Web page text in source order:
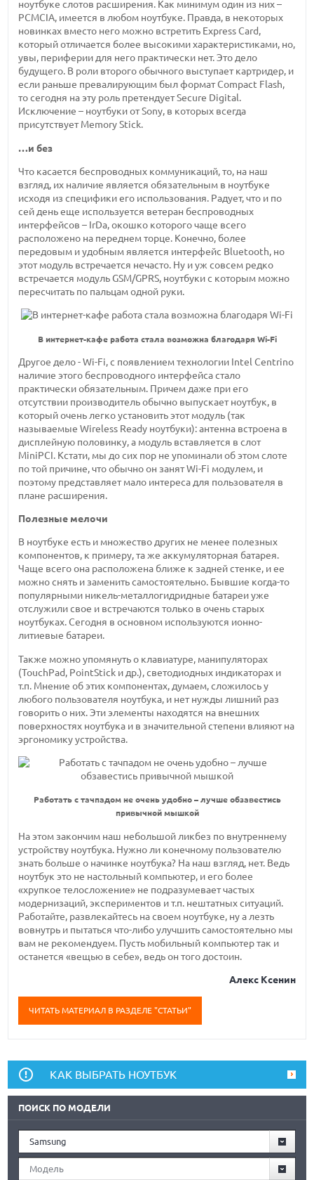
ноутбуке слотов расширения. Как минимум один из них –
PCMCIA, имеется в любом ноутбуке. Правда, в некоторых
новинках вместо него можно встретить Express Card,
который отличается более высокими характеристиками, но,
увы, периферии для него практически нет. Это дело
будущего. В роли второго обычного выступает картридер, и
если раньше превалирующим был формат Compact Flash,
то сегодня на эту роль претендует Secure Digital.
Исключение – ноутбуки от Sony, в которых всегда
присутствует Memory Stick.
…и без
Что касается беспроводных коммуникаций, то, на наш
взгляд, их наличие является обязательным в ноутбуке
исходя из специфики его использования. Радует, что и по
сей день еще используется ветеран беспроводных
интерфейсов – IrDa, окошко которого чаще всего
расположено на переднем торце. Конечно, более
передовым и удобным является интерфейс Bluetooth, но
этот модуль встречается нечасто. Ну и уж совсем редко
встречается модуль GSM/GPRS, ноутбуки с которым можно
пересчитать по пальцам одной руки.
В интернет-кафе работа стала возможна благодаря Wi-Fi
Другое дело - Wi-Fi, с появлением технологии Intel Centrino
наличие этого беспроводного интерфейса стало
практически обязательным. Причем даже при его
отсутствии производитель обычно выпускает ноутбук, в
который очень легко установить этот модуль (так
называемые Wireless Ready ноутбуки): антенна встроена в
дисплейную половинку, а модуль вставляется в слот
MiniPCI. Кстати, мы до сих пор не упоминали об этом слоте
по той причине, что обычно он занят Wi-Fi модулем, и
поэтому представляет мало интереса для пользователя в
плане расширения.
Полезные мелочи
В ноутбуке есть и множество других не менее полезных
компонентов, к примеру, та же аккумуляторная батарея.
Чаще всего она расположена ближе к задней стенке, и ее
можно снять и заменить самостоятельно. Бывшие когда-то
популярными никель-металлогидридные батареи уже
отслужили свое и встречаются только в очень старых
ноутбуках. Сегодня в основном используются ионно-
литиевые батареи.
Также можно упомянуть о клавиатуре, манипуляторах
(TouchPad, PointStick и др.), светодиодных индикаторах и
т.п. Мнение об этих компонентах, думаем, сложилось у
любого пользователя ноутбука, и нет нужды лишний раз
говорить о них. Эти элементы находятся на внешних
поверхностях ноутбука и в значительной степени влияют на
эргономику устройства.
Работать с тачпадом не очень удобно – лучше обзавестись
привычной мышкой
На этом закончим наш небольшой ликбез по внутреннему
устройству ноутбука. Нужно ли конечному пользователю
знать больше о начинке ноутбука? На наш взгляд, нет. Ведь
ноутбук это не настольный компьютер, и его более
«хрупкое телосложение» не подразумевает частых
модернизаций, экспериментов и т.п. нештатных ситуаций.
Работайте, развлекайтесь на своем ноутбуке, ну а лезть
вовнутрь и пытаться что-либо улучшить самостоятельно мы
вам не рекомендуем. Пусть мобильный компьютер так и
останется «вещью в себе», ведь он того достоин.
Алекс Ксенин
ЧИТАТЬ МАТЕРИАЛ В РАЗДЕЛЕ "СТАТЬИ"
КАК ВЫБРАТЬ НОУТБУК
ПОИСК ПО МОДЕЛИ
Samsung
Модель